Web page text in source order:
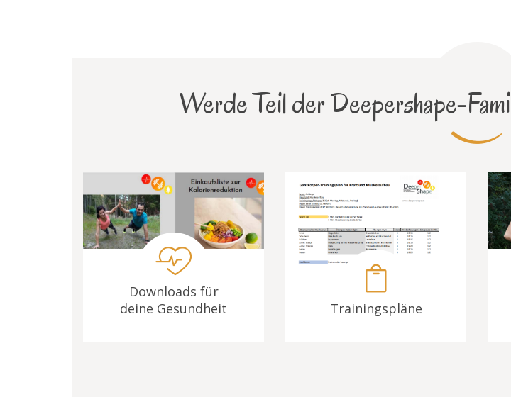
Werde Teil der Deepershape-
Downloads für
deine Gesundheit
Trainingspläne